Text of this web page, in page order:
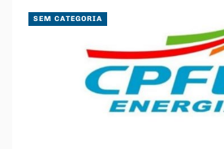
SEM CATEGORIA